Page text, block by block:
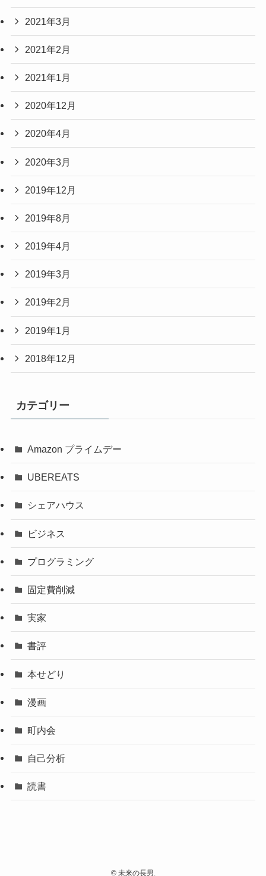
2021年3月
2021年2月
2021年1月
2020年12月
2020年4月
2020年3月
2019年12月
2019年8月
2019年4月
2019年3月
2019年2月
2019年1月
2018年12月
カテゴリー
Amazon プライムデー
UBEREATS
シェアハウス
ビジネス
プログラミング
固定費削減
実家
書評
本せどり
漫画
町内会
自己分析
読書
©未来の長男.